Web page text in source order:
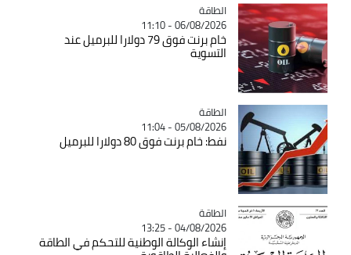
Catégorie
الطاقة
06/08/2026 - 11:10
خام برنت فوق 79 دولارا للبرميل عند
التسوية
Catégorie
الطاقة
05/08/2026 - 11:04
نفط: خام برنت فوق 80 دولارا للبرميل
Catégorie
الطاقة
04/08/2026 - 13:25
إنشاء الوكالة الوطنية للتحكم في الطاقة